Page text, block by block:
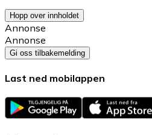
Hopp over innholdet
Annonse
Annonse
Gi oss tilbakemelding
Last ned mobilappen